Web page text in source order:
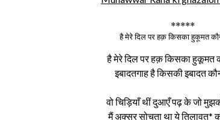
*****
है मेरे दिल पर हक़ किसका हुकूमत
है मेरे दिल पर हक़ किसका हुकूमत
इबादतगाह है किसकी इबादत
वो चिड़ियाँ थीं दुआएँ पढ़ के जो
मैं अक्सर सोचता था ये तिलावत*